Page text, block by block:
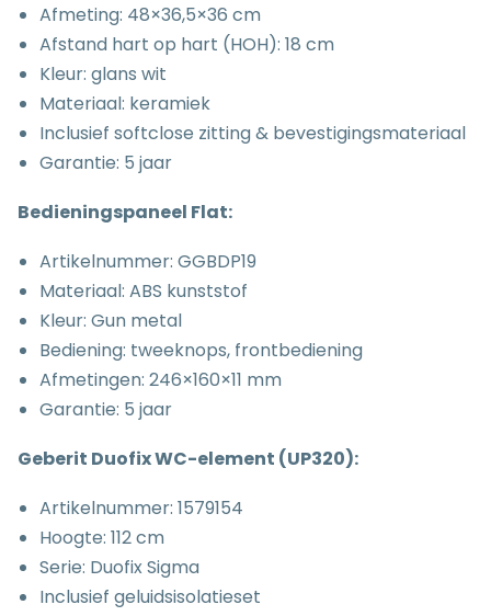
Afmeting: 48×36,5×36 cm
Afstand hart op hart (HOH): 18 cm
Kleur: glans wit
Materiaal: keramiek
Inclusief softclose zitting & bevestigingsmateriaal
Garantie: 5 jaar
Bedieningspaneel Flat:
Artikelnummer: GGBDP19
Materiaal: ABS kunststof
Kleur: Gun metal
Bediening: tweeknops, frontbediening
Afmetingen: 246×160×11 mm
Garantie: 5 jaar
Geberit Duofix WC-element (UP320):
Artikelnummer: 1579154
Hoogte: 112 cm
Serie: Duofix Sigma
Inclusief geluidsisolatieset